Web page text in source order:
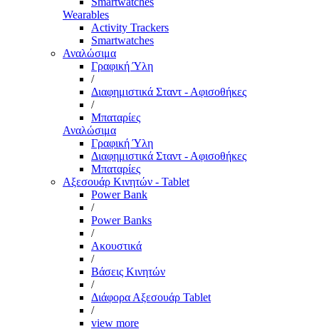
Wearables
Activity Trackers
Smartwatches
Αναλώσιμα
Γραφική Ύλη
/
Διαφημιστικά Σταντ - Αφισοθήκες
/
Μπαταρίες
Αναλώσιμα
Γραφική Ύλη
Διαφημιστικά Σταντ - Αφισοθήκες
Μπαταρίες
Αξεσουάρ Κινητών - Tablet
Power Bank
/
Power Banks
/
Ακουστικά
/
Βάσεις Κινητών
/
Διάφορα Αξεσουάρ Tablet
/
view more